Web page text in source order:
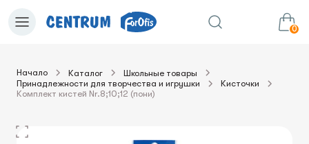
0
в корзину Сумма:0.00€
Начало Каталог
Школьные товары
Принадлежности для творчества и игрушки
Кисточки
Комплект кистей Nr.8;10;12 (пони)